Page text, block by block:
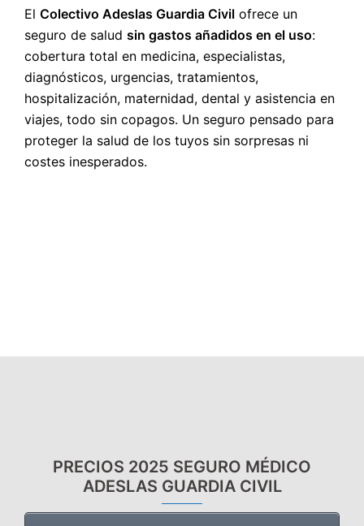
El Colectivo Adeslas Guardia Civil ofrece un
seguro de salud sin gastos añadidos en el uso:
cobertura total en medicina, especialistas,
diagnósticos, urgencias, tratamientos,
hospitalización, maternidad, dental y asistencia en
viajes, todo sin copagos. Un seguro pensado para
proteger la salud de los tuyos sin sorpresas ni
costes inesperados.
PRECIOS 2025 SEGURO MÉDICO
ADESLAS GUARDIA CIVIL